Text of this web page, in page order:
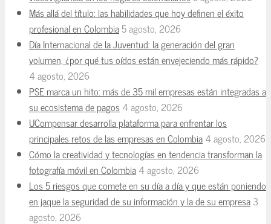
Más allá del título: las habilidades que hoy definen el éxito
profesional en Colombia5 agosto, 2026
Día Internacional de la Juventud: la generación del gran
volumen, ¿por qué tus oídos están envejeciendo más rápido?
4 agosto, 2026
PSE marca un hito: más de 35 mil empresas están integradas a
su ecosistema de pagos4 agosto, 2026
UCompensar desarrolla plataforma para enfrentar los
principales retos de las empresas en Colombia4 agosto, 2026
Cómo la creatividad y tecnologías en tendencia transforman la
fotografía móvil en Colombia4 agosto, 2026
Los 5 riesgos que comete en su día a día y que están poniendo
en jaque la seguridad de su información y la de su empresa3
agosto, 2026